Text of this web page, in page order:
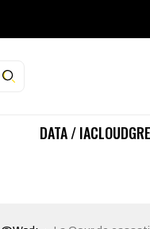
DATA / IACLOUD